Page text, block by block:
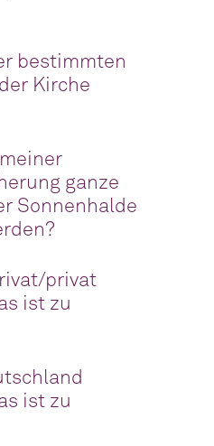
bestimmten
Kirche
ganze
Sonnenhalde
privat
ist zu
ist zu